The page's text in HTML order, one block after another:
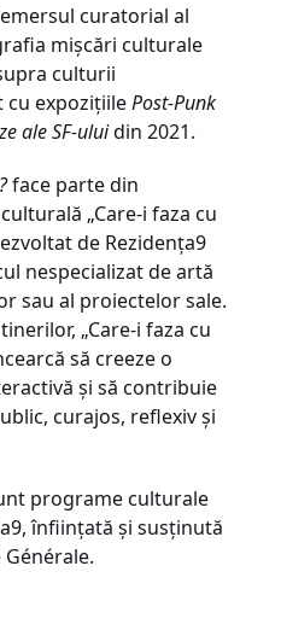
curatorial al
mișcări culturale
culturii
cu expozițiilePost-Punk
ale SF-uluidin 2021.
face parte din
„Care-i faza cu
de Rezidența9
nespecializat de artă
sau al proiectelor sale.
„Care-i faza cu
să creeze o
și să contribuie
curajos, reflexiv și
programe culturale
înființată și susținută